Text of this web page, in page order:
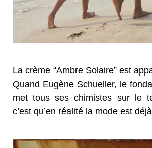
La crème “Ambre Solaire” est
Quand Eugène Schueller, le
met tous ses chimistes sur le
c’est qu’en réalité la mode est